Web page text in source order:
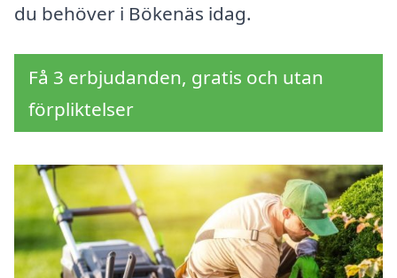
du behöver i Bökenäs idag.
Få 3 erbjudanden, gratis och utan
förpliktelser